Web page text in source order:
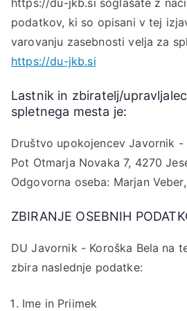
https://du-jkb.si soglašate z
podatkov, ki so opisani v tej
varovanju zasebnosti velja za
https://du-jkb.si
Lastnik in zbiratelj/
spletnega mesta je:
Društvo upokojencev Javornik -
Pot Otmarja Novaka 7, 4270
Odgovorna oseba: Marjan
ZBIRANJE OSEBNIH
DU Javornik - Koroška Bela na
zbira naslednje podatke:
Ime in Priimek